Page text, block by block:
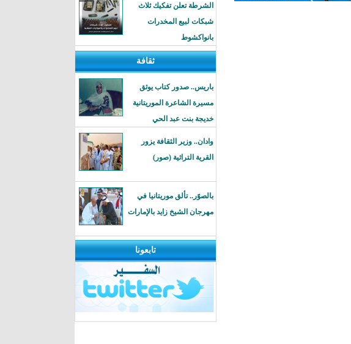
الشرطة تعلن تفكيك ثلاث
شبكات لبيع المخدرات
بانواكشوط
ثقافة
باريس.. صدور كتاب يوثق
مسيرة الشاعرة الموريتانية
خديجة بنت عبد الحي
وادان.. وزير الثقافة يزور
القرية التراثية (صور)
بالصوًر.. تألق موريتانيا في
مهرجان الشيخ زايد بالإمارات
تابعونا